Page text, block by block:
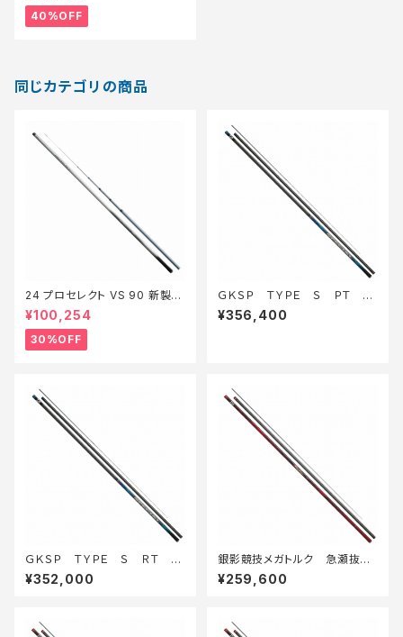
40%OFF
同じカテゴリの商品
24 プロセレクト VS 90 新製品
2024【特価ロッド】【30】
¥100,254
30%OFF
ＧＫＳＰ ＴＹＰＥ Ｓ ＰＴ 9
0・Ｅ
¥356,400
ＧＫＳＰ ＴＹＰＥ Ｓ ＲＴ 9
0・Ｅ
¥352,000
銀影競技メガトルク 急瀬抜
ＸＨ90・Ｅ
¥259,600